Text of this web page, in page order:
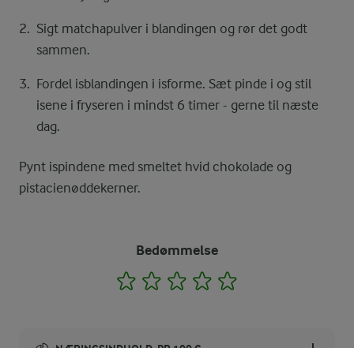
Sigt matchapulver i blandingen og rør det godt
sammen.
Fordel isblandingen i isforme. Sæt pinde i og stil
isene i fryseren i mindst 6 timer - gerne til næste
dag.
Pynt ispindene med smeltet hvid chokolade og
pistacienøddekerner.
Bedømmelse
1 2 3 4